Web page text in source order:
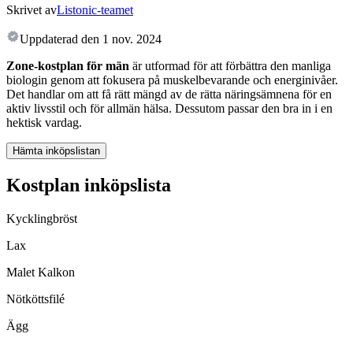
Skrivet avListonic-teamet
Uppdaterad den 1 nov. 2024
Zone-kostplan för män är utformad för att förbättra den manliga
biologin genom att fokusera på muskelbevarande och energinivåer.
Det handlar om att få rätt mängd av de rätta näringsämnena för en
aktiv livsstil och för allmän hälsa. Dessutom passar den bra in i en
hektisk vardag.
Hämta inköpslistan
Kostplan inköpslista
Kycklingbröst
Lax
Malet Kalkon
Nötköttsfilé
Ägg